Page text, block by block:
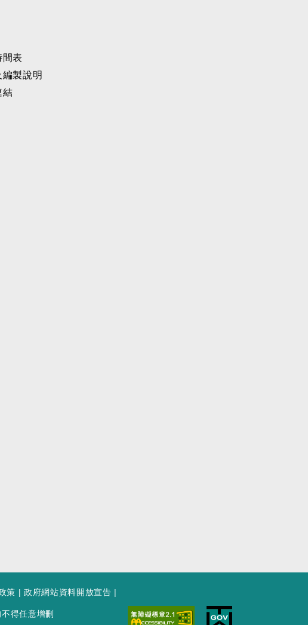
表
製說明
結
策 |政府網站資料開放宣告 |
得任意增刪